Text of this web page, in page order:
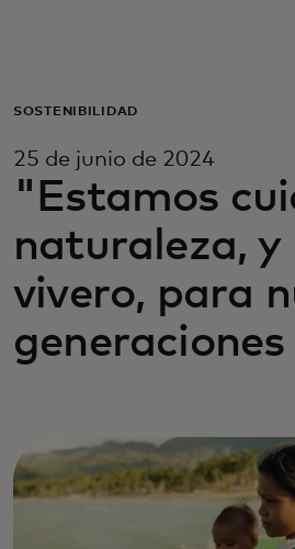
Para empresas
Para el mundo
Para innovadores
Noticias y
SOSTENIBILIDAD
25 de junio de 2024
"Estamos
naturaleza, y
vivero, para